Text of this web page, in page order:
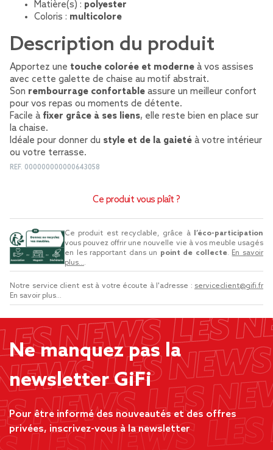
Matière(s) : polyester
Coloris : multicolore
Description du produit
Apportez une touche colorée et moderne à vos assises
avec cette galette de chaise au motif abstrait.
Son rembourrage confortable assure un meilleur confort
pour vos repas ou moments de détente.
Facile à fixer grâce à ses liens, elle reste bien en place sur
la chaise.
Idéale pour donner du style et de la gaieté à votre intérieur
ou votre terrasse.
REF. 000000000000643058
Ce produit vous plaît ?
Ce produit est recyclable, grâce à
l’éco-participation
vous pouvez offrir une nouvelle vie à vos meuble usagés
en les rapportant dans un point de collecte. En savoir
plus....
Notre service client est à votre écoute à l'adresse : serviceclient@gifi.fr
En savoir plus...
Ne manquez pas la
newsletter GiFi
Pour être informé des nouveautés et des offres
privées, inscrivez-vous à la newsletter